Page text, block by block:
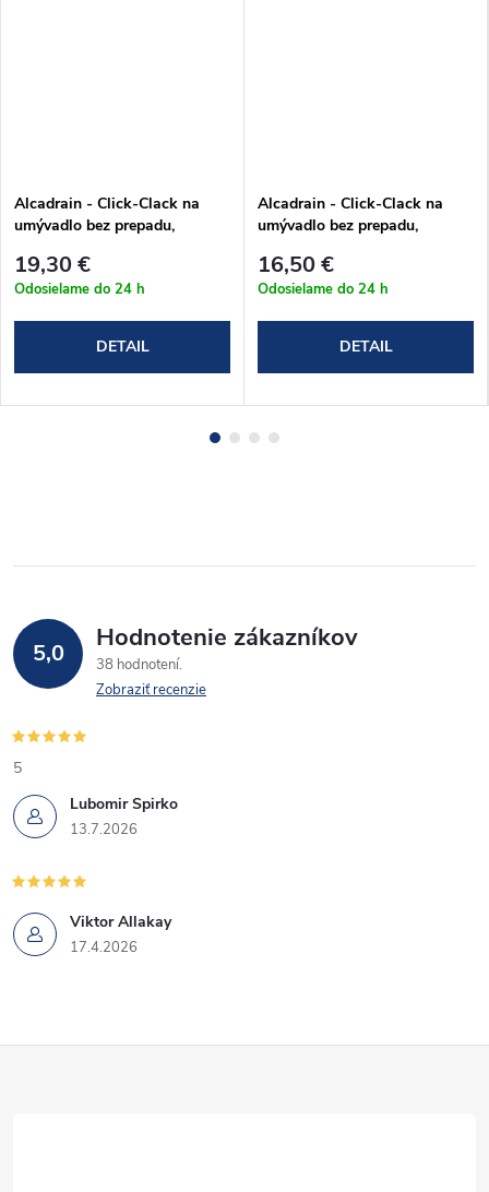
Alcadrain - Click-Clack na
umývadlo bez prepadu,
prevedení (A395)
19,30 €
Odosielame do 24 h
DETAIL
Alcadrain - Click-Clack na
umývadlo bez prepadu,
prevedení (A394)
16,50 €
Odosielame do 24 h
DETAIL
5,0 Hodnotenie zákazníkov
38 hodnotení
Zobraziť recenzie
Lubomir Spirko
13.7.2026
5
Viktor Allakay
17.4.2026